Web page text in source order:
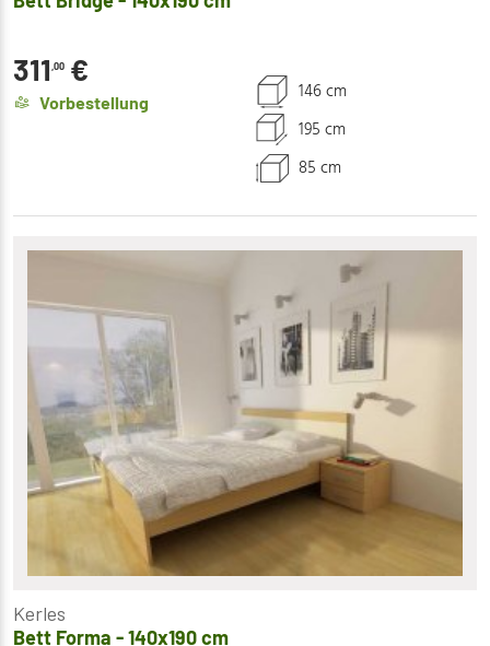
311,00 €
Vorbestellung
146 cm
195 cm
85 cm
Kerles
Bett Forma - 140x190 cm